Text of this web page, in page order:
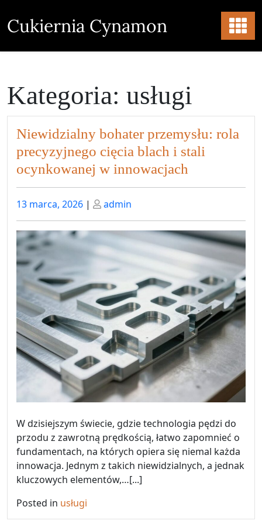
to
content
Cukiernia Cynamon
Kategoria: usługi
Niewidzialny bohater przemysłu: rola
precyzyjnego cięcia blach i stali
ocynkowanej w innowacjach
Posted
on
13 marca, 2026 | Posted
on
admin
W dzisiejszym świecie, gdzie technologia pędzi do
przodu z zawrotną prędkością, łatwo zapomnieć o
fundamentach, na których opiera się niemal każda
innowacja. Jednym z takich niewidzialnych, a jednak
kluczowych elementów,…[...]
Posted in usługi